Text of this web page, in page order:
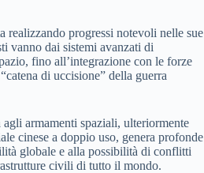
realizzando progressi notevoli nelle sue
vanno dai sistemi avanzati di
fino all’integrazione con le forze
di uccisione” della guerra
armamenti spaziali, ulteriormente
cinese a doppio uso, genera profonde
globale e alla possibilità di conflitti
civili di tutto il mondo.